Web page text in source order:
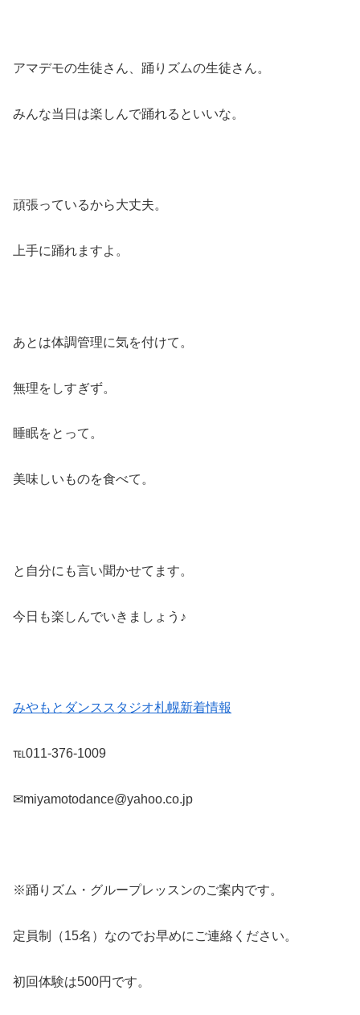
アマデモの生徒さん、踊りズムの生徒さん。
みんな当日は楽しんで踊れるといいな。
頑張っているから大丈夫。
上手に踊れますよ。
あとは体調管理に気を付けて。
無理をしすぎず。
睡眠をとって。
美味しいものを食べて。
と自分にも言い聞かせてます。
今日も楽しんでいきましょう♪
みやもとダンススタジオ札幌新着情報
℡011-376-1009
✉miyamotodance@yahoo.co.jp
※踊りズム・グループレッスンのご案内です。
定員制（15名）なのでお早めにご連絡ください。
初回体験は500円です。